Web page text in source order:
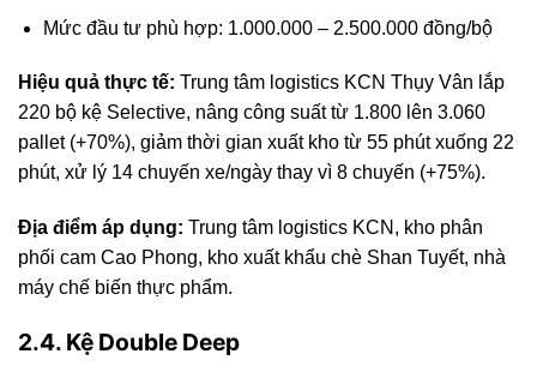
Mức đầu tư phù hợp: 1.000.000 – 2.500.000 đồng/bộ
Hiệu quả thực tế: Trung tâm logistics KCN Thụy Vân lắp
220 bộ kệ Selective, nâng công suất từ 1.800 lên 3.060
pallet (+70%), giảm thời gian xuất kho từ 55 phút xuống 22
phút, xử lý 14 chuyến xe/ngày thay vì 8 chuyến (+75%).
Địa điểm áp dụng: Trung tâm logistics KCN, kho phân
phối cam Cao Phong, kho xuất khẩu chè Shan Tuyết, nhà
máy chế biến thực phẩm.
2.4. Kệ Double Deep